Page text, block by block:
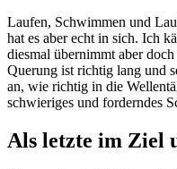
Laufen, Schwimmen und
hat es aber echt in sich. Ich
diesmal übernimmt aber
Querung ist richtig lang und
an, wie richtig in die
schwieriges und forderndes
Als letzte im Ziel